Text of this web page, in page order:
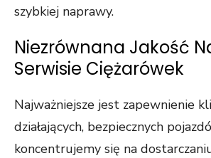
szybkiej naprawy.
Niezrównana Jakość
Serwisie Ciężarówek
Najważniejsze jest zapewnienie
działających, bezpiecznych
koncentrujemy się na